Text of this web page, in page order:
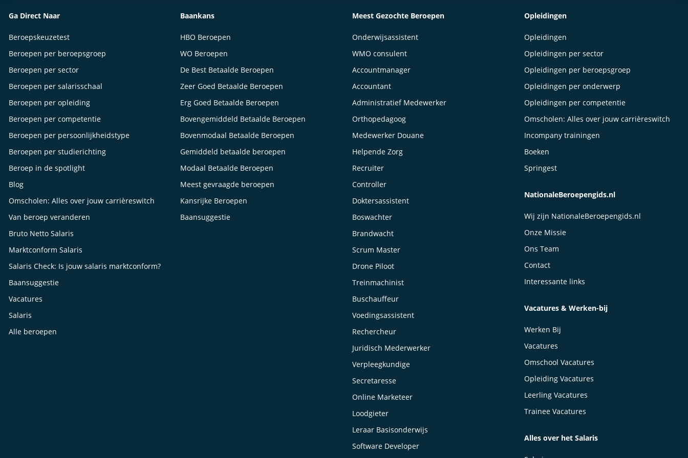
Ga Direct Naar
Beroepskeuzetest
Beroepen per beroepsgroep
Beroepen per sector
Beroepen per salarisschaal
Beroepen per opleiding
Beroepen per competentie
Beroepen per persoonlijkheidstype
Beroepen per studierichting
Beroep in de spotlight
Blog
Omscholen: Alles over jouw carrièreswitch
Van beroep veranderen
Bruto Netto Salaris
Marktconform Salaris
Salaris Check: Is jouw salaris marktconform?
Baansuggestie
Vacatures
Salaris
Alle beroepen
Baankans
HBO Beroepen
WO Beroepen
De Best Betaalde Beroepen
Zeer Goed Betaalde Beroepen
Erg Goed Betaalde Beroepen
Bovengemiddeld Betaalde Beroepen
Bovenmodaal Betaalde Beroepen
Gemiddeld betaalde beroepen
Modaal Betaalde Beroepen
Meest gevraagde beroepen
Kansrijke Beroepen
Baansuggestie
Meest Gezochte Beroepen
Onderwijsassistent
WMO consulent
Accountmanager
Accountant
Administratief Medewerker
Orthopedagoog
Medewerker Douane
Helpende Zorg
Recruiter
Controller
Doktersassistent
Boswachter
Brandwacht
Scrum Master
Drone Piloot
Treinmachinist
Buschauffeur
Voedingsassistent
Rechercheur
Juridisch Mederwerker
Verpleegkundige
Secretaresse
Online Marketeer
Loodgieter
Leraar Basisonderwijs
Software Developer
Opleidingen
Opleidingen
Opleidingen per sector
Opleidingen per beroepsgroep
Opleidingen per onderwerp
Opleidingen per competentie
Omscholen: Alles over jouw carrièreswitch
Incompany trainingen
Boeken
Springest
NationaleBeroepengids.nl
Wij zijn NationaleBeroepengids.nl
Onze Missie
Ons Team
Contact
Interessante links
Vacatures & Werken-bij
Werken Bij
Vacatures
Omschool Vacatures
Opleiding Vacatures
Leerling Vacatures
Trainee Vacatures
Alles over het Salaris